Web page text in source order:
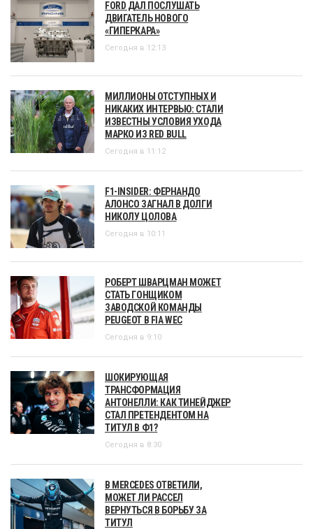
FORD ДАЛ ПОСЛУШАТЬ
ДВИГАТЕЛЬ НОВОГО
«ГИПЕРКАРА»
Сегодня в 12:13
МИЛЛИОНЫ ОТСТУПНЫХ И
НИКАКИХ ИНТЕРВЬЮ: СТАЛИ
ИЗВЕСТНЫ УСЛОВИЯ УХОДА
МАРКО ИЗ RED BULL
Сегодня в 11:12
F1-INSIDER: ФЕРНАНДО
АЛОНСО ЗАГНАЛ В ДОЛГИ
НИКОЛУ ЦОЛОВА
Сегодня в 10:11
РОБЕРТ ШВАРЦМАН МОЖЕТ
СТАТЬ ГОНЩИКОМ
ЗАВОДСКОЙ КОМАНДЫ
PEUGEOT В FIA WEC
Сегодня в 9:10
ШОКИРУЮЩАЯ
ТРАНСФОРМАЦИЯ
АНТОНЕЛЛИ: КАК ТИНЕЙДЖЕР
СТАЛ ПРЕТЕНДЕНТОМ НА
ТИТУЛ В Ф1?
Сегодня в 8:30
В MERCEDES ОТВЕТИЛИ,
МОЖЕТ ЛИ РАССЕЛ
ВЕРНУТЬСЯ В БОРЬБУ ЗА
ТИТУЛ